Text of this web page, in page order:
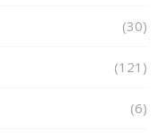
(30)
(121)
(6)